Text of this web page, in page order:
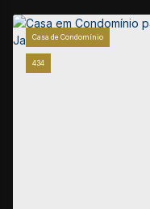
434
Casa de Condomínio